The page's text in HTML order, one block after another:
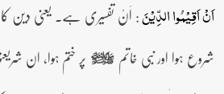
اَنۡ اَقِیۡمُوا الدِّیۡنَ: اَنْ تفسیری ہے۔ یعنی دین کا
شروع ہوا اور نبی خاتم صلى‌الله‌عليه‌وآله‌وسلم پر ختم ہوا، ان